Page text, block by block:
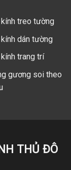
treo tường
dán tường
trang trí
gương soi theo
THỦ ĐÔ